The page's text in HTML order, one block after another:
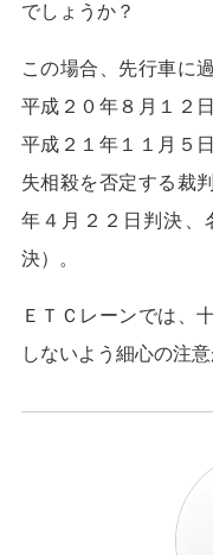
でしょうか？
この場合、先行車に
平成２０年８月１２
平成２１年１１月５
失相殺を否定する裁
年４月２２日判決、
決）。
ＥＴＣレーンでは、
しないよう細心の注